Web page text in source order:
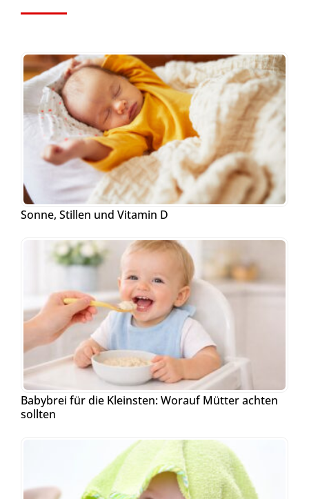
Sonne, Stillen und Vitamin D
Babybrei für die Kleinsten: Worauf Mütter achten
sollten